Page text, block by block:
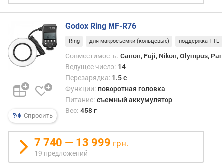
и
т
д
е
ш
в
ы
к
д
о
р
о
Спросить
Godox Ring MF-R76
Ring для макросъемки (кольцевые) поддержка TTL
Совместимость: Canon, Fuji, Nikon, Olympus,
Ведущее число: 14
Перезарядка: 1.5 с
Функции: поворотная головка
Питание: съемный аккумулятор
Вес: 458 г
7 740 — 13 999 грн.
19 предложений